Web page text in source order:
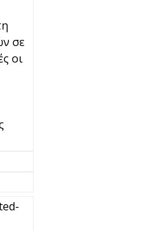
σε
οι